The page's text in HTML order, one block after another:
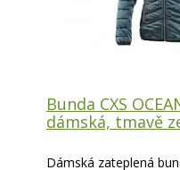
Bunda CXS
dámská, tmavě
Dámská zateplená